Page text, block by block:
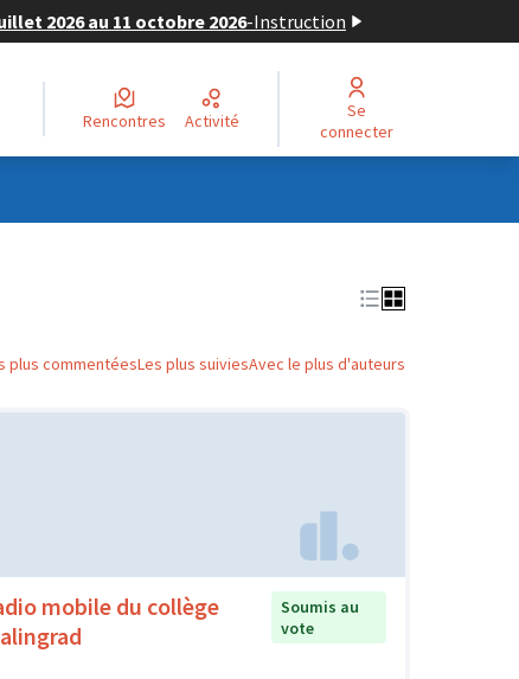
2026 au 11 octobre 2026-Instruction
Rencontres Activité
Se
connecter
plus commentéesLes plus suiviesAvec le plus d'auteurs
mobile du collège
Soumis au
vote